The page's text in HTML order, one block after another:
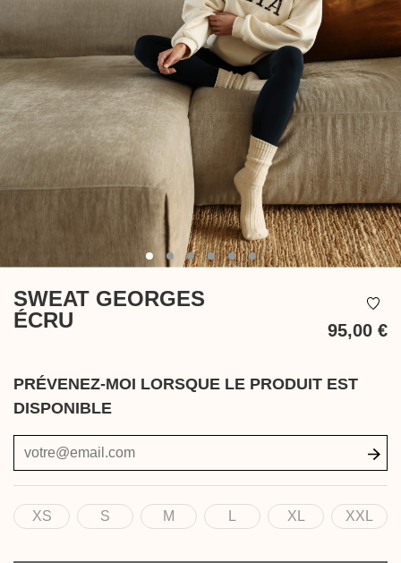
SWEAT GEORGES
ÉCRU
95,00 €
PRÉVENEZ-MOI LORSQUE LE PRODUIT EST
DISPONIBLE
Taille
XS S M L XL XXL